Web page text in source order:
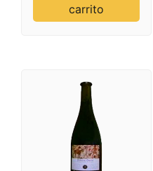
carrito